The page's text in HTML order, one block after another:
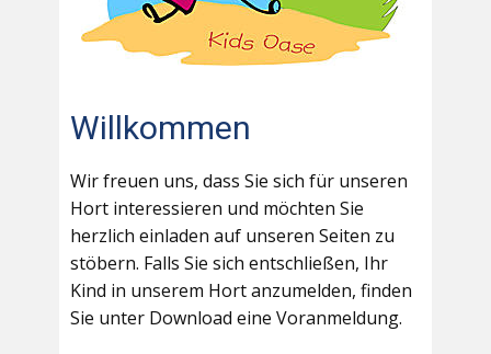
Willkommen
Wir freuen uns, dass Sie sich für unseren
Hort interessieren und möchten Sie
herzlich einladen auf unseren Seiten zu
stöbern. Falls Sie sich entschließen, Ihr
Kind in unserem Hort anzumelden, finden
Sie unter Download eine Voranmeldung.